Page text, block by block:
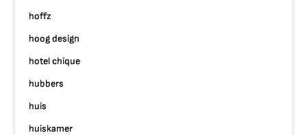
hoffz
hoog design
hotel chique
hubbers
huis
huiskamer